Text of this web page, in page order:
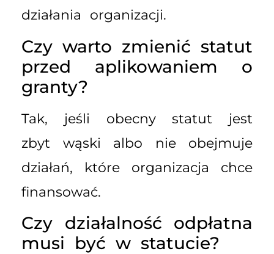
działania organizacji.
Czy warto zmienić statut
przed aplikowaniem o
granty?
Tak, jeśli obecny statut jest
zbyt wąski albo nie obejmuje
działań, które organizacja chce
finansować.
Czy działalność odpłatna
musi być w statucie?